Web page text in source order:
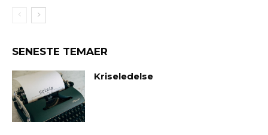
SENESTE TEMAER
Kriseledelse